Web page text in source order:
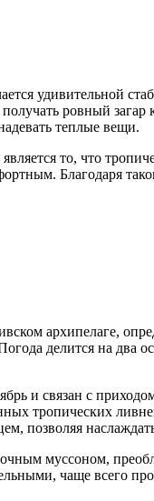
удивительной
ровный
теплые вещи.
то, что
Благодаря
архипелаге,
делится на два
и связан с
тропических
позволяя
муссоном,
чаще всего